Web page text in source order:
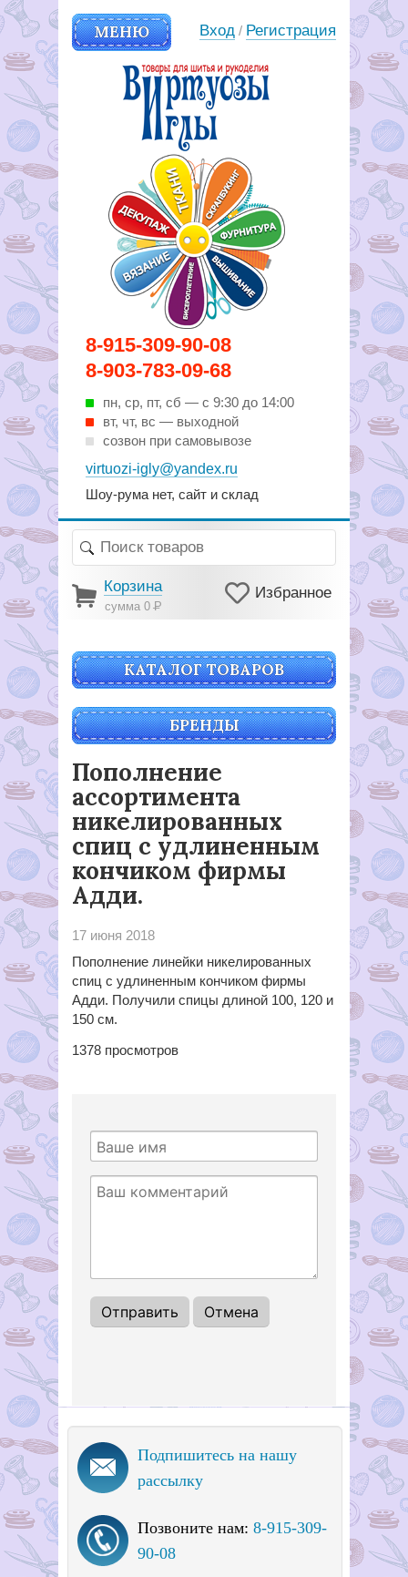
8-915-309-90-08
8-903-783-09-68
пн, ср, пт, cб — с 9:30 до 14:00
вт, чт, вс — выходной
созвон при самовывозе
virtuozi-igly@yandex.ru
Шоу-рума нет, сайт и склад
МЕНЮ
Вирутозы иглы. Товары для
шитья и рукоделья
Вход / Регистрация
Корзина
сумма 0Р
Избранное
КАТАЛОГ ТОВАРОВ
БРЕНДЫ
Пополнение
ассортимента
никелированных
спиц с удлиненным
кончиком фирмы
Адди.
17 июня 2018
Пополнение линейки никелированных
спиц с удлиненным кончиком фирмы
Адди. Получили спицы длиной 100, 120 и
150 см.
1378 просмотров
Подпишитесь на нашу
рассылку
Позвоните нам: 8-915-309-
90-08